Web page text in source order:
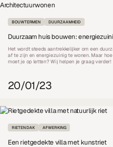
BOUWTERMEN DUURZAAMHEID
Duurzaam huis bouwen:
Het wordt steeds aantrekkelijker om een
af te zijn en energiezuinig te wonen. Maar
moet je op letten? Wij helpen je graag verder!
20/01/23
RIETEN DAK AFWERKING
Een rietgedekte villa met kunstriet